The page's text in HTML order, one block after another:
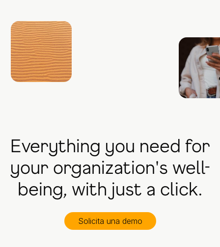
Everything you need for
your organization's well-
being, with just a click.
Solicita una demo